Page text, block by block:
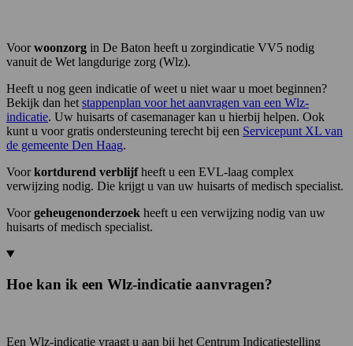
Voorwoonzorg in De Baton heeft u zorgindicatie VV5 nodig
vanuit de Wet langdurige zorg (Wlz).
Heeft u nog geen indicatie of weet u niet waar u moet beginnen?
Bekijk dan het stappenplan voor het aanvragen van een Wlz-
indicatie. Uw huisarts of casemanager kan u hierbij helpen. Ook
kunt u voor gratis ondersteuning terecht bij een Servicepunt XL van
de gemeente Den Haag.
Voorkortdurend verblijfheeft u een EVL-laag complex
verwijzing nodig. Die krijgt u van uw huisarts of medisch specialist.
Voorgeheugenonderzoek heeft u een verwijzing nodig van uw
huisarts of medisch specialist.
Hoe kan ik een Wlz-indicatie aanvragen?
Een Wlz-indicatie vraagt u aan bij het Centrum Indicatiestelling